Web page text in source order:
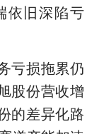
依旧深陷亏
亏损拖累仍
股份营收增
的差异化路